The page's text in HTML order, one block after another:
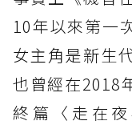
10年以來第一
女主角是新生
也曾經在2018
終篇〈走在